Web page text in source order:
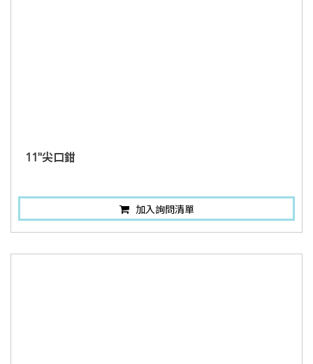
11"尖口鉗
加入詢問清單